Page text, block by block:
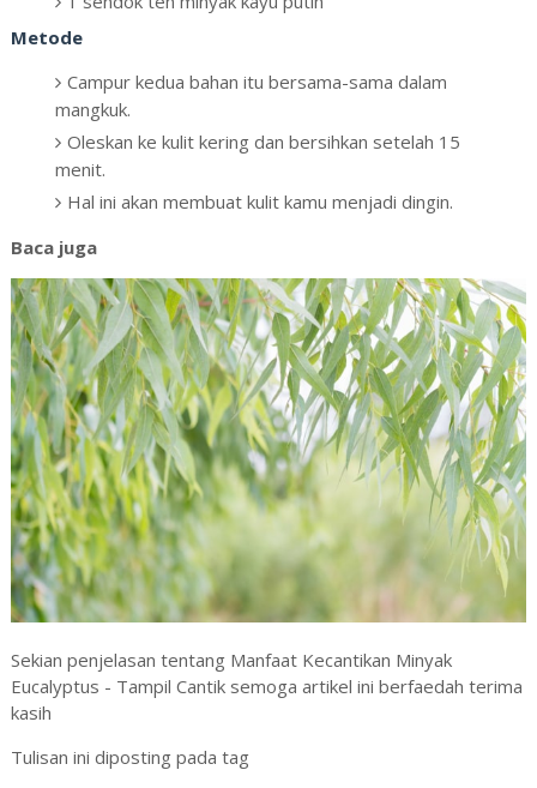
Metode
Campur kedua bahan itu bersama-sama dalam
mangkuk.
Oleskan ke kulit kering dan bersihkan setelah 15
menit.
Hal ini akan membuat kulit kamu menjadi dingin.
Baca juga
Sekian penjelasan tentang Manfaat Kecantikan Minyak
Eucalyptus - Tampil Cantik semoga artikel ini berfaedah terima
kasih
Tulisan ini diposting pada tag